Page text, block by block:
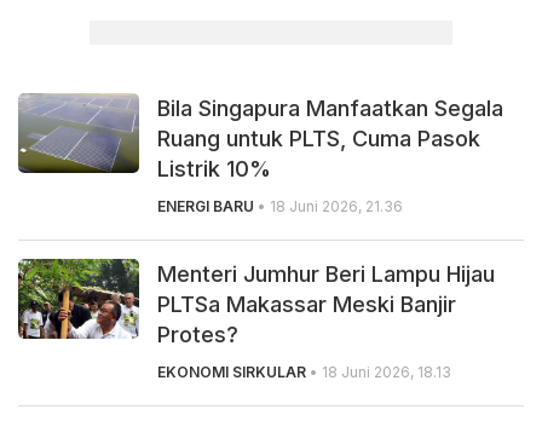
Bila Singapura Manfaatkan Segala
Ruang untuk PLTS, Cuma Pasok
Listrik 10%
ENERGI BARU • 18 Juni 2026, 21.36
Menteri Jumhur Beri Lampu Hijau
PLTSa Makassar Meski Banjir
Protes?
EKONOMI SIRKULAR • 18 Juni 2026, 18.13